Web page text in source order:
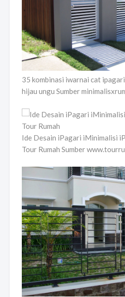
35 kombinasi iwarnai cat
hijau ungu Sumber
Ide Desain iPagari iMinimalisi
Tour Rumah Sumber